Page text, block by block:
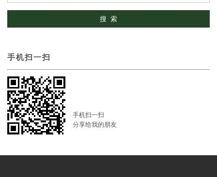
手机扫一扫
手机扫一扫
分享给我的朋友